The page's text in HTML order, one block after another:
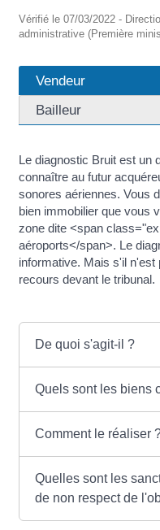
Vérifié le 07/03/2022 -
administrative (Première
Vendeur
Bailleur
Le diagnostic Bruit est un
connaître au futur
sonores aériennes. Vous
bien immobilier que vous
zone dite <span
aéroports</span>. Le
informative. Mais s'il n'est
recours devant le tribunal.
De quoi s'agit-il ?
Quels sont les biens
Comment le réaliser
Quelles sont les
de non respect de